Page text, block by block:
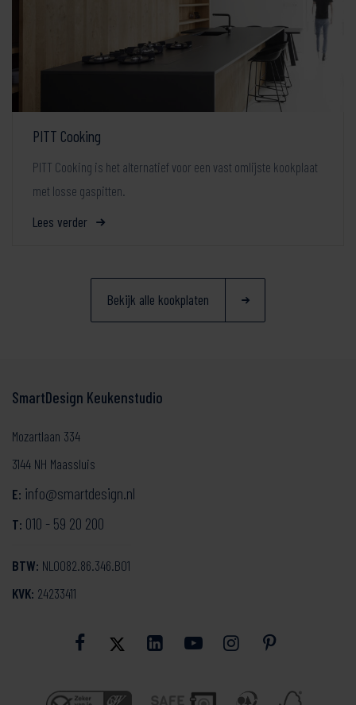
PITT Cooking
PITT Cooking is het alternatief voor een vast omlijste kookplaat
met losse gaspitten.
Lees verder
Bekijk alle kookplaten
SmartDesign Keukenstudio
Mozartlaan 334
3144 NH Maassluis
E: info@smartdesign.nl
T: 010 - 59 20 200
BTW: NL0082.86.346.B01
KVK: 24233411